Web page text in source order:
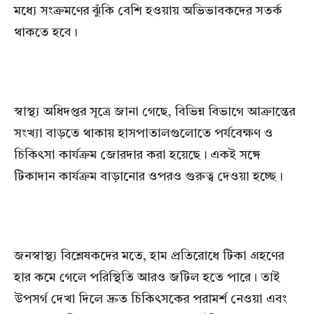
মধ্যে সংক্রমণের ঝুঁকি বেশি হওয়ায় অভিভাবকদের সতর্ক
থাকতে হবে।
স্বাস্থ্য অধিদপ্তর সূত্রে জানা গেছে, বিভিন্ন বিভাগে আক্রান্তের
সংখ্যা বাড়তে থাকায় হাসপাতালগুলোতে পর্যবেক্ষণ ও
চিকিৎসা কার্যক্রম জোরদার করা হয়েছে। একই সঙ্গে
টিকাদান কার্যক্রম বাড়ানোর ওপরও গুরুত্ব দেওয়া হচ্ছে।
জনস্বাস্থ্য বিশ্লেষকদের মতে, হাম প্রতিরোধে টিকা গ্রহণের
হার কমে গেলে পরিস্থিতি আরও জটিল হতে পারে। তাই
উপসর্গ দেখা দিলে দ্রুত চিকিৎসকের পরামর্শ নেওয়া এবং